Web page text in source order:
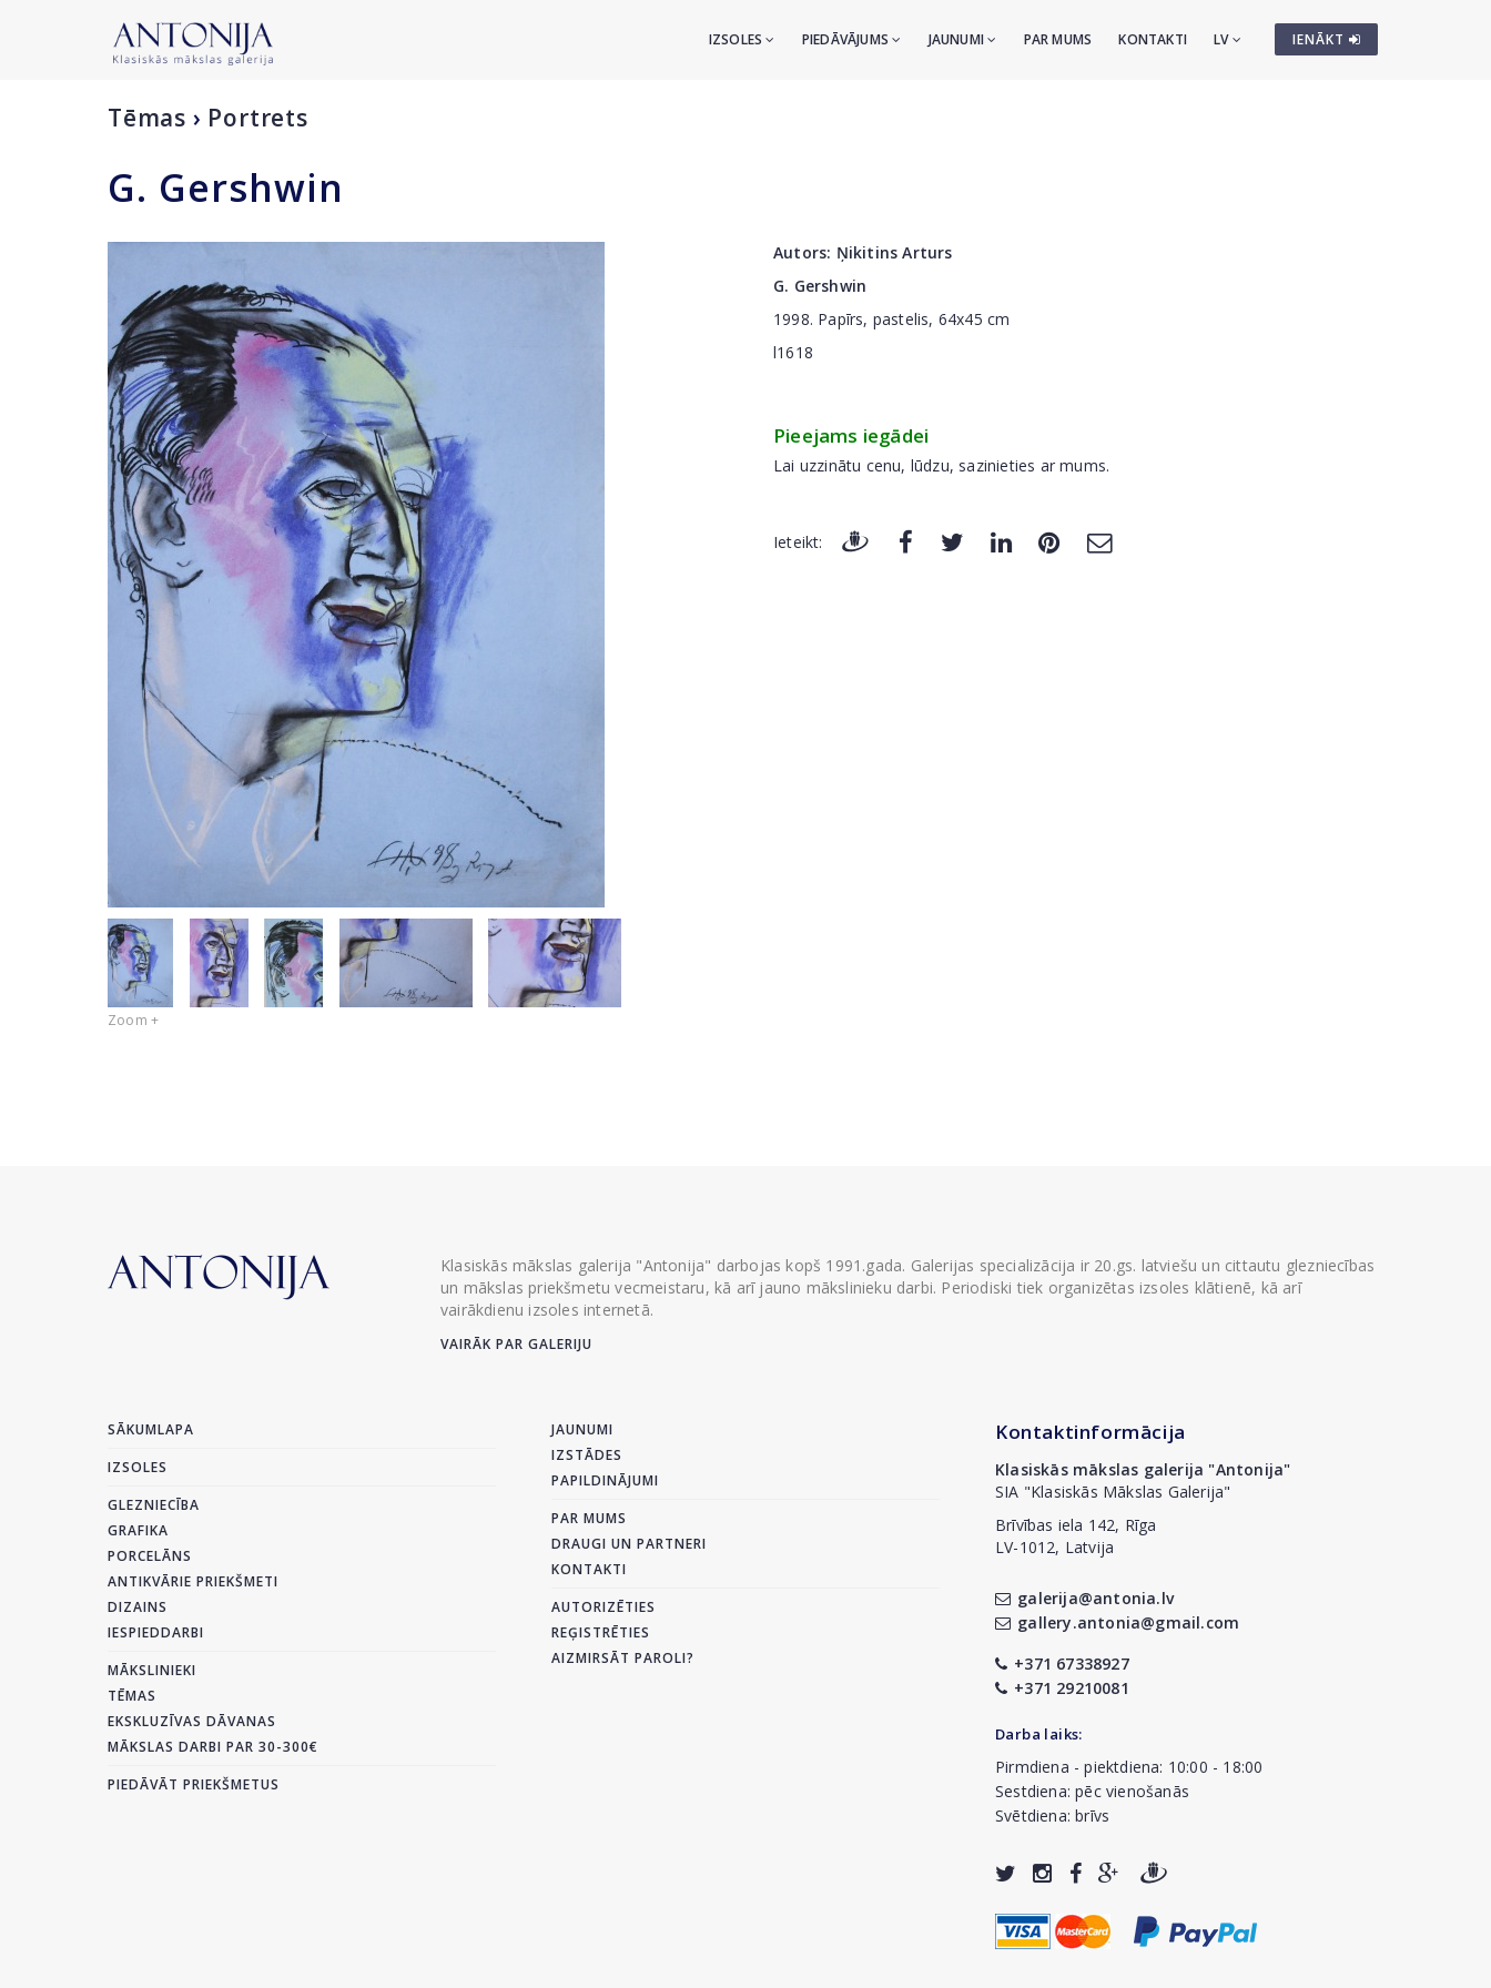
IENĀKT
IZSOLES PIEDĀVĀJUMS JAUNUMI PAR MUMS KONTAKTI LV
Tēmas › Portrets
G. Gershwin
Zoom +
Autors: Ņikitins Arturs
G. Gershwin
1998. Papīrs, pastelis, 64x45 cm
l1618
Pieejams iegādei
Lai uzzinātu cenu, lūdzu, sazinieties ar mums.
Ieteikt:
Klasiskās mākslas galerija "Antonija" darbojas kopš 1991.gada. Galerijas specializācija ir 20.gs. latviešu un cittautu glezniecības
un mākslas priekšmetu vecmeistaru, kā arī jauno mākslinieku darbi. Periodiski tiek organizētas izsoles klātienē, kā arī
vairākdienu izsoles internetā.
VAIRĀK PAR GALERIJU
SĀKUMLAPA
IZSOLES
GLEZNIECĪBA
GRAFIKA
PORCELĀNS
ANTIKVĀRIE PRIEKŠMETI
DIZAINS
IESPIEDDARBI
MĀKSLINIEKI
TĒMAS
EKSKLUZĪVAS DĀVANAS
MĀKSLAS DARBI PAR 30-300€
PIEDĀVĀT PRIEKŠMETUS
JAUNUMI
IZSTĀDES
PAPILDINĀJUMI
PAR MUMS
DRAUGI UN PARTNERI
KONTAKTI
AUTORIZĒTIES
REĢISTRĒTIES
AIZMIRSĀT PAROLI?
Kontaktinformācija
Klasiskās mākslas galerija "Antonija"
SIA "Klasiskās Mākslas Galerija"
Brīvības iela 142, Rīga
LV-1012, Latvija
galerija@antonia.lv
gallery.antonia@gmail.com
+371 67338927
+371 29210081
Darba laiks:
Pirmdiena - piektdiena: 10:00 - 18:00
Sestdiena: pēc vienošanās
Svētdiena: brīvs